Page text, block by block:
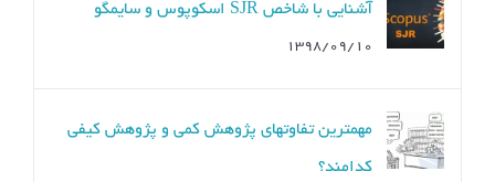
آشنایی با شاخص SJR اسکوپوس و سایمگو
۱۳۹۸/۰۹/۱۰
مهمترین تفاوتهای پژوهش کمی و پژوهش کیفی
کدامند؟